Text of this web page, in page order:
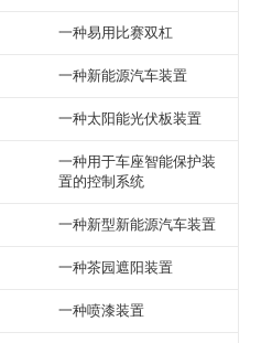
一种易用比赛双杠
一种新能源汽车装置
一种太阳能光伏板装置
一种用于车座智能保护装
置的控制系统
一种新型新能源汽车装置
一种茶园遮阳装置
一种喷漆装置